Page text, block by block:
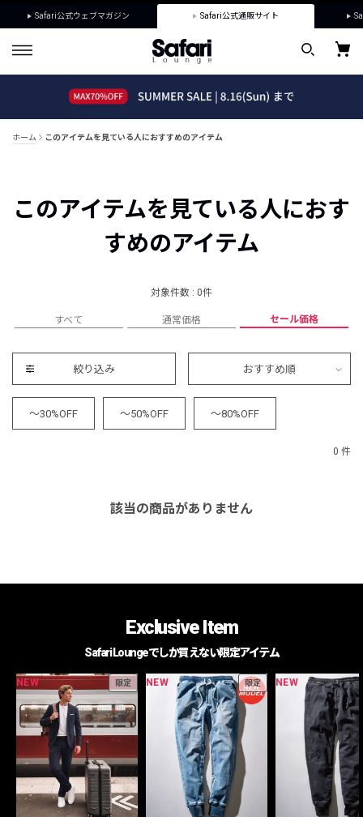
Safari公式ウェブマガジン Safari公式通販サイト
ホーム このアイテムを見ている人におすすめのアイテム
このアイテムを見ている人におす
すめのアイテム
対象件数 : 0件
すべて 通常価格 セール価格
絞り込み おすすめ順
～30%OFF ～50%OFF ～80%OFF
0 件
該当の商品がありません
Exclusive Item
Safari Loungeでしか買えない限定アイテム
NEW 限定 NEW 限定 NEW